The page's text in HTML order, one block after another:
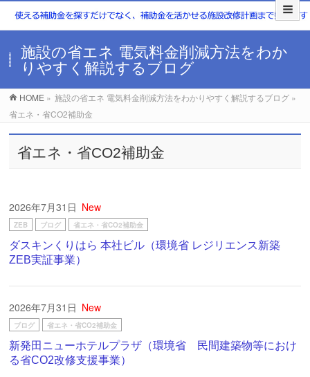
施設の省エネ 電気料金削減方法をわか
りやすく解説するブログ
HOME » 施設の省エネ 電気料金削減方法をわかりやすく解説するブログ »
省エネ・省CO2補助金
省エネ・省CO2補助金
2026年7月31日 New
ZEB ブログ 省エネ・省CO2補助金
ダスキンくりはら 本社ビル（環境省 レジリエンス新築
ZEB実証事業）
2026年7月31日 New
ブログ 省エネ・省CO2補助金
新発田ニューホテルプラザ（環境省 民間建築物等におけ
る省CO2改修支援事業）